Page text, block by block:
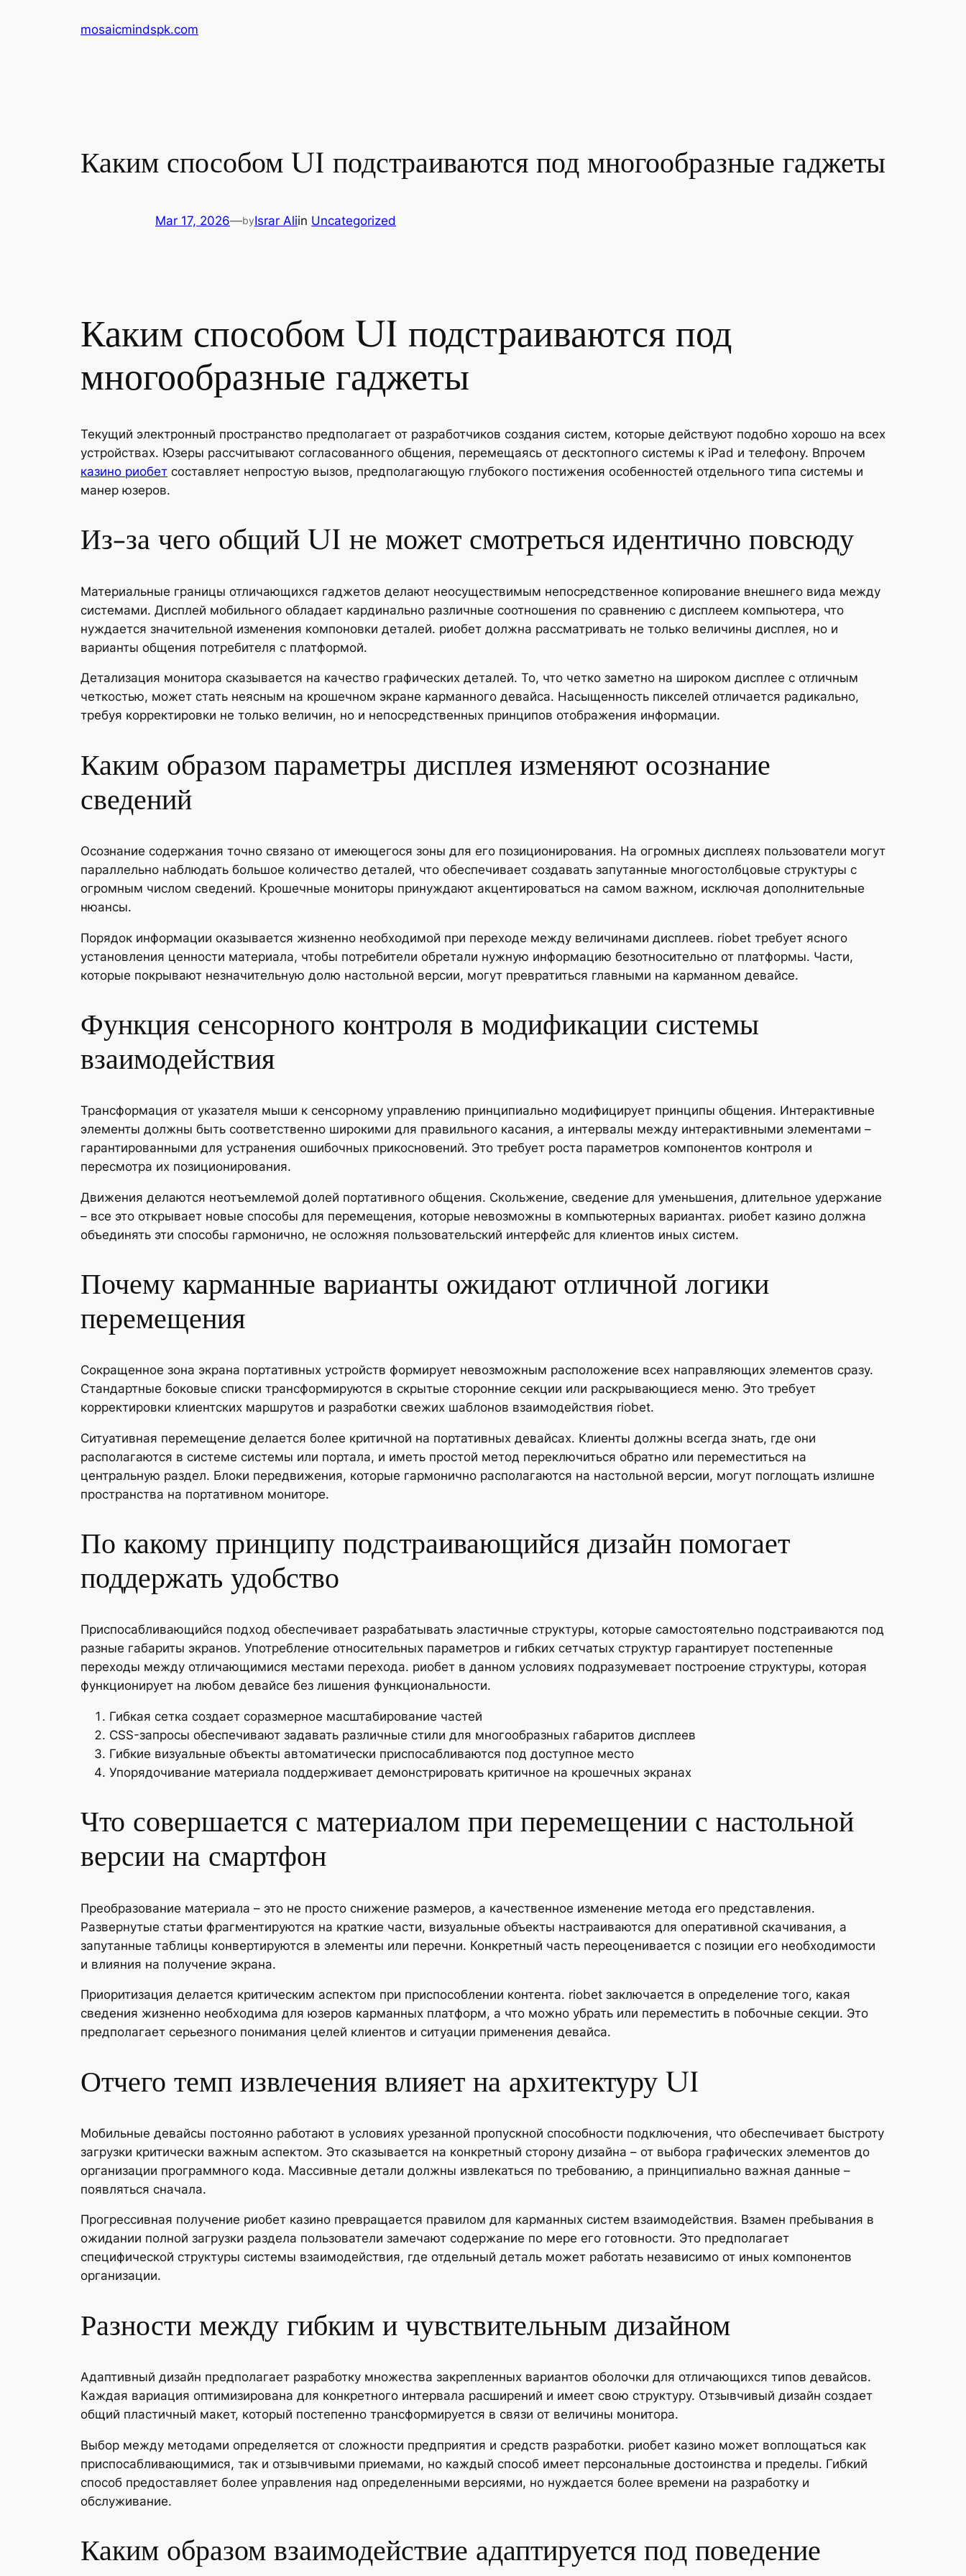
mosaicmindspk.com
Каким способом UI подстраиваются под многообразные гаджеты
Mar 17, 2026—byIsrar Aliin Uncategorized
Каким способом UI подстраиваются под
многообразные гаджеты
Текущий электронный пространство предполагает от разработчиков создания систем, которые действуют подобно хорошо на всех
устройствах. Юзеры рассчитывают согласованного общения, перемещаясь от десктопного системы к iPad и телефону. Впрочем
казино риобет составляет непростую вызов, предполагающую глубокого постижения особенностей отдельного типа системы и
манер юзеров.
Из-за чего общий UI не может смотреться идентично повсюду
Материальные границы отличающихся гаджетов делают неосуществимым непосредственное копирование внешнего вида между
системами. Дисплей мобильного обладает кардинально различные соотношения по сравнению с дисплеем компьютера, что
нуждается значительной изменения компоновки деталей. риобет должна рассматривать не только величины дисплея, но и
варианты общения потребителя с платформой.
Детализация монитора сказывается на качество графических деталей. То, что четко заметно на широком дисплее с отличным
четкостью, может стать неясным на крошечном экране карманного девайса. Насыщенность пикселей отличается радикально,
требуя корректировки не только величин, но и непосредственных принципов отображения информации.
Каким образом параметры дисплея изменяют осознание
сведений
Осознание содержания точно связано от имеющегося зоны для его позиционирования. На огромных дисплеях пользователи могут
параллельно наблюдать большое количество деталей, что обеспечивает создавать запутанные многостолбцовые структуры с
огромным числом сведений. Крошечные мониторы принуждают акцентироваться на самом важном, исключая дополнительные
нюансы.
Порядок информации оказывается жизненно необходимой при переходе между величинами дисплеев. riobet требует ясного
установления ценности материала, чтобы потребители обретали нужную информацию безотносительно от платформы. Части,
которые покрывают незначительную долю настольной версии, могут превратиться главными на карманном девайсе.
Функция сенсорного контроля в модификации системы
взаимодействия
Трансформация от указателя мыши к сенсорному управлению принципиально модифицирует принципы общения. Интерактивные
элементы должны быть соответственно широкими для правильного касания, а интервалы между интерактивными элементами –
гарантированными для устранения ошибочных прикосновений. Это требует роста параметров компонентов контроля и
пересмотра их позиционирования.
Движения делаются неотъемлемой долей портативного общения. Скольжение, сведение для уменьшения, длительное удержание
– все это открывает новые способы для перемещения, которые невозможны в компьютерных вариантах. риобет казино должна
объединять эти способы гармонично, не осложняя пользовательский интерфейс для клиентов иных систем.
Почему карманные варианты ожидают отличной логики
перемещения
Сокращенное зона экрана портативных устройств формирует невозможным расположение всех направляющих элементов сразу.
Стандартные боковые списки трансформируются в скрытые сторонние секции или раскрывающиеся меню. Это требует
корректировки клиентских маршрутов и разработки свежих шаблонов взаимодействия riobet.
Ситуативная перемещение делается более критичной на портативных девайсах. Клиенты должны всегда знать, где они
располагаются в системе системы или портала, и иметь простой метод переключиться обратно или переместиться на
центральную раздел. Блоки передвижения, которые гармонично располагаются на настольной версии, могут поглощать излишне
пространства на портативном мониторе.
По какому принципу подстраивающийся дизайн помогает
поддержать удобство
Приспосабливающийся подход обеспечивает разрабатывать эластичные структуры, которые самостоятельно подстраиваются под
разные габариты экранов. Употребление относительных параметров и гибких сетчатых структур гарантирует постепенные
переходы между отличающимися местами перехода. риобет в данном условиях подразумевает построение структуры, которая
функционирует на любом девайсе без лишения функциональности.
Гибкая сетка создает соразмерное масштабирование частей
CSS-запросы обеспечивают задавать различные стили для многообразных габаритов дисплеев
Гибкие визуальные объекты автоматически приспосабливаются под доступное место
Упорядочивание материала поддерживает демонстрировать критичное на крошечных экранах
Что совершается с материалом при перемещении с настольной
версии на смартфон
Преобразование материала – это не просто снижение размеров, а качественное изменение метода его представления.
Развернутые статьи фрагментируются на краткие части, визуальные объекты настраиваются для оперативной скачивания, а
запутанные таблицы конвертируются в элементы или перечни. Конкретный часть переоценивается с позиции его необходимости
и влияния на получение экрана.
Приоритизация делается критическим аспектом при приспособлении контента. riobet заключается в определение того, какая
сведения жизненно необходима для юзеров карманных платформ, а что можно убрать или переместить в побочные секции. Это
предполагает серьезного понимания целей клиентов и ситуации применения девайса.
Отчего темп извлечения влияет на архитектуру UI
Мобильные девайсы постоянно работают в условиях урезанной пропускной способности подключения, что обеспечивает быстроту
загрузки критически важным аспектом. Это сказывается на конкретный сторону дизайна – от выбора графических элементов до
организации программного кода. Массивные детали должны извлекаться по требованию, а принципиально важная данные –
появляться сначала.
Прогрессивная получение риобет казино превращается правилом для карманных систем взаимодействия. Взамен пребывания в
ожидании полной загрузки раздела пользователи замечают содержание по мере его готовности. Это предполагает
специфической структуры системы взаимодействия, где отдельный деталь может работать независимо от иных компонентов
организации.
Разности между гибким и чувствительным дизайном
Адаптивный дизайн предполагает разработку множества закрепленных вариантов оболочки для отличающихся типов девайсов.
Каждая вариация оптимизирована для конкретного интервала расширений и имеет свою структуру. Отзывчивый дизайн создает
общий пластичный макет, который постепенно трансформируется в связи от величины монитора.
Выбор между методами определяется от сложности предприятия и средств разработки. риобет казино может воплощаться как
приспосабливающимися, так и отзывчивыми приемами, но каждый способ имеет персональные достоинства и пределы. Гибкий
способ предоставляет более управления над определенными версиями, но нуждается более времени на разработку и
обслуживание.
Каким образом взаимодействие адаптируется под поведение